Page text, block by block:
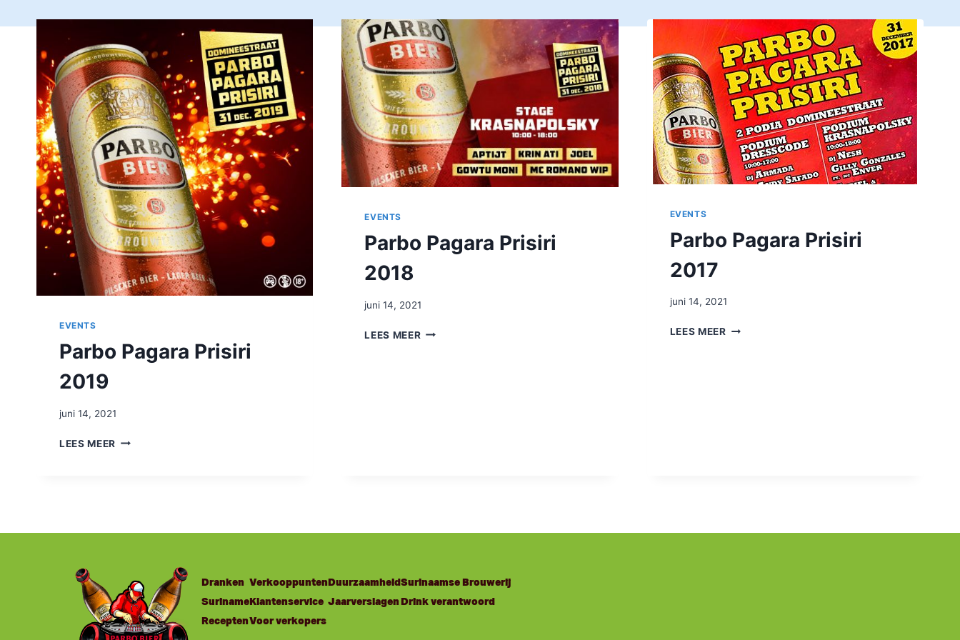
EVENTS
Parbo Pagara Prisiri
2019
juni 14, 2021
LEES MEER
EVENTS
Parbo Pagara Prisiri
2018
juni 14, 2021
LEES MEER
EVENTS
Parbo Pagara Prisiri
2017
juni 14, 2021
LEES MEER
Dranken
Suriname
Recepten
Verkooppunten
Klantenservice
Voor verkopers
Duurzaamheid
Jaarverslagen
Surinaamse Brouwerij
Drink verantwoord